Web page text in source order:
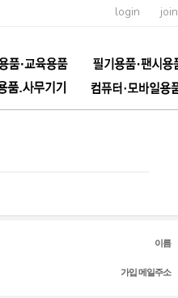
login join
이름
가입 메일주소